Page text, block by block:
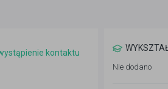
kontaktu
Nie dodano